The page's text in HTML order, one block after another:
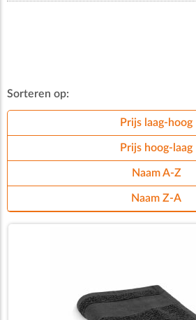
Sorteren op:
Prijs laag-hoog
Prijs hoog-laag
Naam A-Z
Naam Z-A